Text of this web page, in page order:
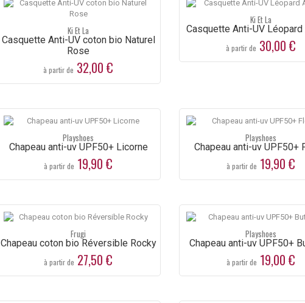
Ki Et La
Casquette Anti-UV coton bio Naturel
Rose
à partir de 32,00 €
Ki Et La
Casquette Anti-UV
à partir de 30,00 €
Playshoes
Chapeau anti-uv UPF50+ Licorne
à partir de 19,90 €
Playshoes
Chapeau anti-uv UPF50+
à partir de 19,90 €
Frugi
Chapeau coton bio Réversible Rocky
à partir de 27,50 €
Playshoes
Chapeau anti-uv UPF50+
à partir de 19,00 €